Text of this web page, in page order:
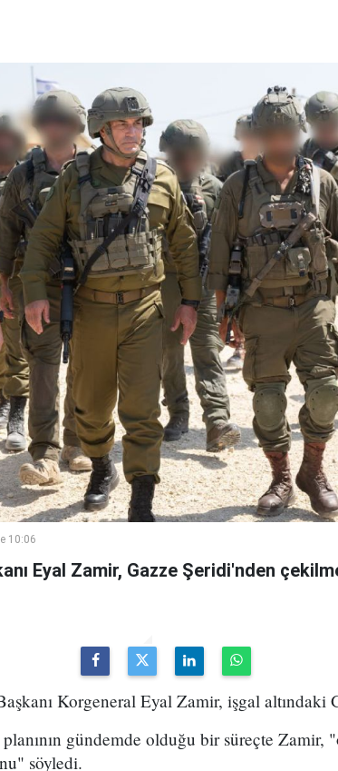
10:06
Eyal Zamir, Gazze Şeridi'nden
Korgeneral Eyal Zamir, işgal altındaki
gündemde olduğu bir süreçte Zamir,
söyledi.